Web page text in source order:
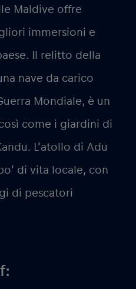
Maldive offre
immersioni e
Il relitto della
nave da carico
Mondiale, è un
come i giardini di
L’atollo di Adu
di vita locale, con
di pescatori